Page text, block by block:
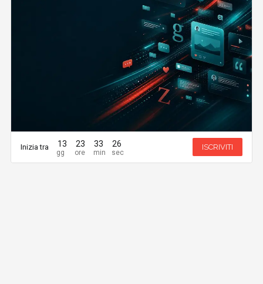
Inizia tra 13 23 33 26 ISCRIVITI